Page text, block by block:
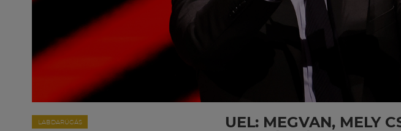
LABDARÚGÁS
UEL: MEGVAN, MELY